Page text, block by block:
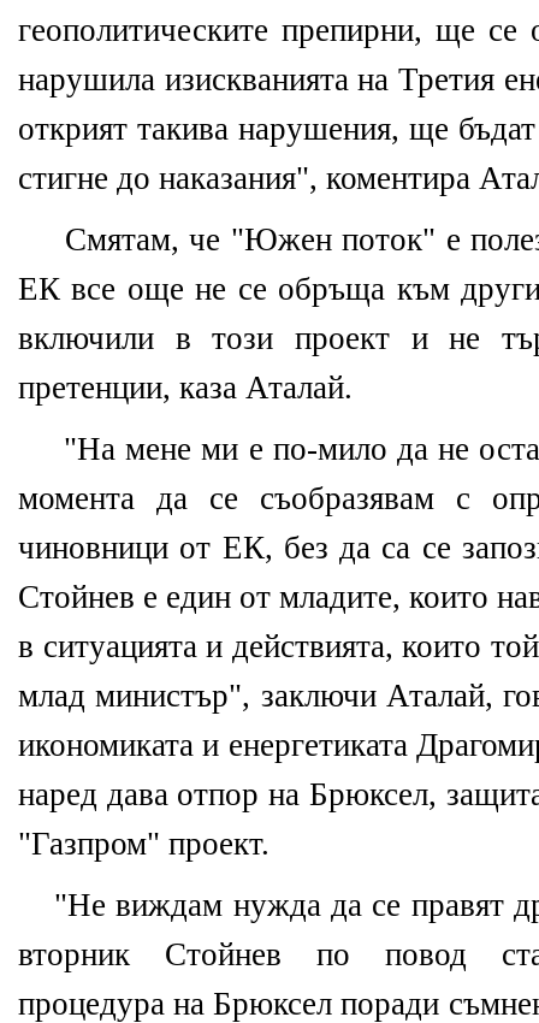
геополитическите препирни, ще
нарушила изискванията на Третия
открият такива нарушения, ще
стигне до наказания", коментира
Смятам, че "Южен поток" е
ЕК все още не се обръща към
включили в този проект и не
претенции, каза Аталай.
"На мене ми е по-мило да не
момента да се съобразявам с
чиновници от ЕК, без да са се
Стойнев е един от младите, които
в ситуацията и действията, които
млад министър", заключи Аталай,
икономиката и енергетиката
наред дава отпор на Брюксел,
"Газпром" проект.
"Не виждам нужда да се правят
вторник Стойнев по повод
процедура на Брюксел поради